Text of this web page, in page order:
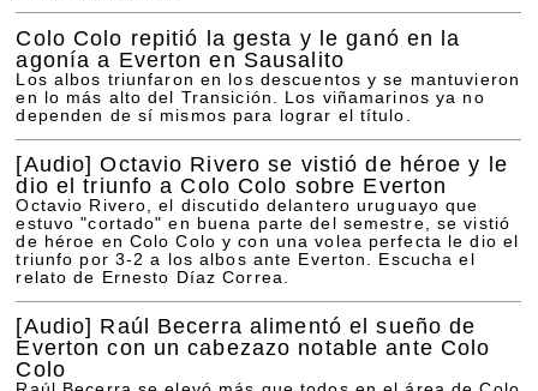
Colo Colo repitió la gesta y le ganó en la
agonía a Everton en Sausalito
Los albos triunfaron en los descuentos y se mantuvieron
en lo más alto del Transición. Los viñamarinos ya no
dependen de sí mismos para lograr el título.
[Audio] Octavio Rivero se vistió de héroe y le
dio el triunfo a Colo Colo sobre Everton
Octavio Rivero, el discutido delantero uruguayo que
estuvo "cortado" en buena parte del semestre, se vistió
de héroe en Colo Colo y con una volea perfecta le dio el
triunfo por 3-2 a los albos ante Everton. Escucha el
relato de Ernesto Díaz Correa.
[Audio] Raúl Becerra alimentó el sueño de
Everton con un cabezazo notable ante Colo
Colo